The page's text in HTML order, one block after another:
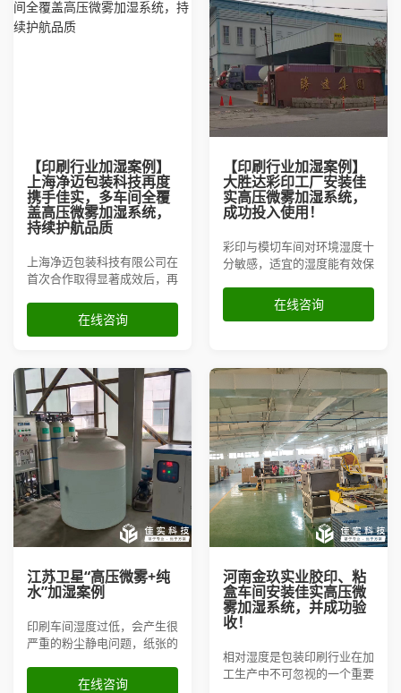
装纸...
【印刷行业加湿案例】
上海净迈包装科技再度
携手佳实，多车间全覆
盖高压微雾加湿系统，
持续护航品质
上海净迈包装科技有限公司在
首次合作取得显著成效后，再
统，并于公司多个车间进行拓
展部署。此次合作进一步巩固
印刷提供持续稳定的环境保
障。
在线咨询
【印刷行业加湿案例】
大胜达彩印工厂安装佳
实高压微雾加湿系统，
成功投入使用！
​彩印与模切车间对环境湿度十
分敏感，适宜的湿度能有效保
印刷品质。大胜达集团彩印工
厂为优化生产环境，在彩印车
在线咨询
江苏卫星“高压微雾+纯
水”加湿案例
印刷车间湿度过低，会产生很
严重的粉尘静电问题，纸张的
纸张粘连褶皱、套印不准，次
在线咨询
河南金玖实业胶印、粘
盒车间安装佳实高压微
雾加湿系统，并成功验
收！
相对湿度是包装印刷行业在加
工生产中不可忽视的一个重要